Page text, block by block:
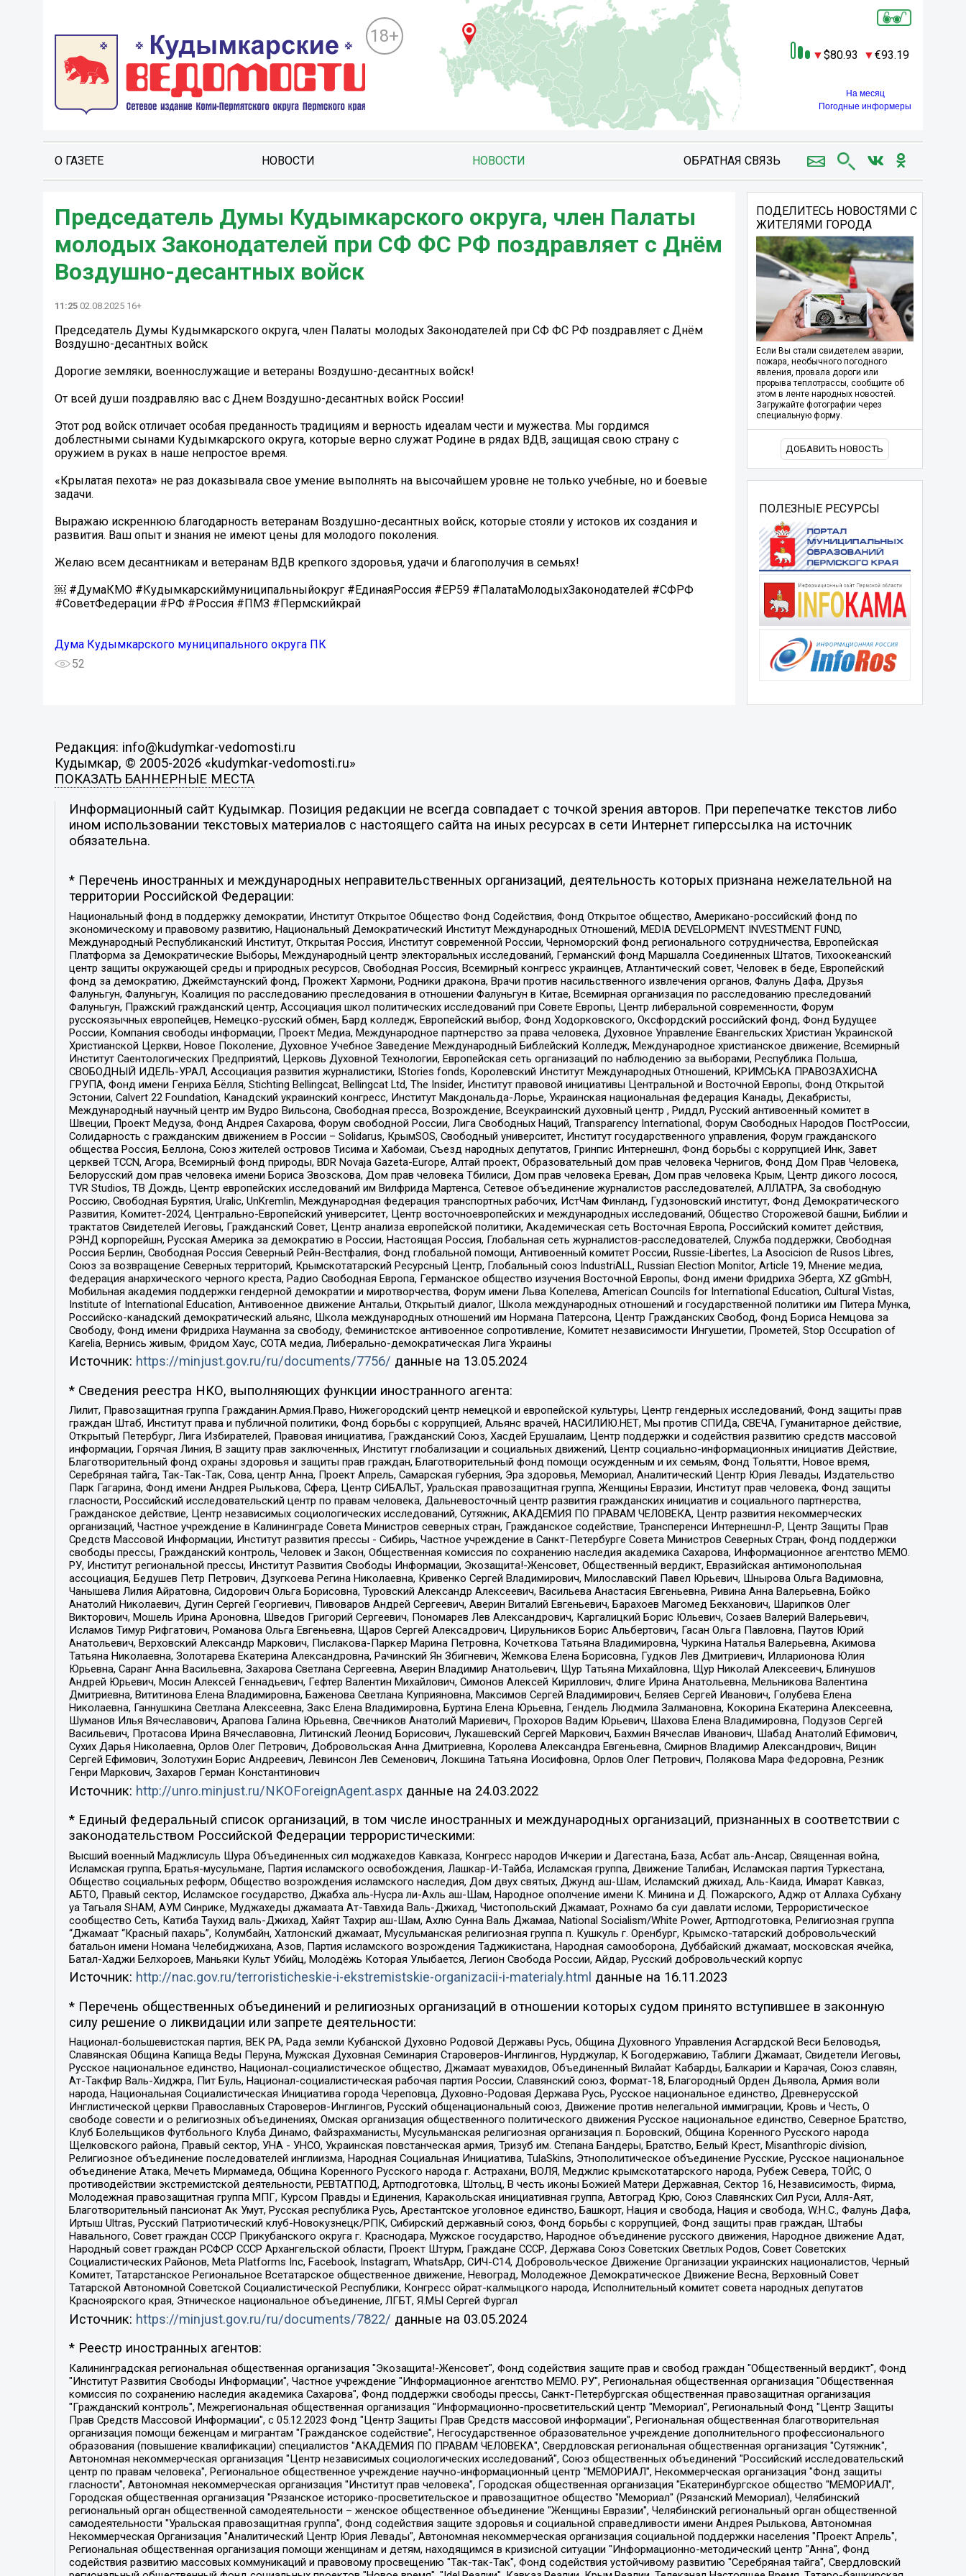
18+
80.93 93.19
На месяц
Погодные информеры
О ГАЗЕТЕ НОВОСТИ НОВОСТИ ОБРАТНАЯ СВЯЗЬ
Председатель Думы Кудымкарского округа, член Палаты
молодых Законодателей при СФ ФС РФ поздравляет с Днём
Воздушно-десантных войск
11:25 02.08.2025 16+
Председатель Думы Кудымкарского округа, член Палаты молодых Законодателей при СФ ФС РФ поздравляет с Днём
Воздушно-десантных войск
Дорогие земляки, военнослужащие и ветераны Воздушно-десантных войск!
От всей души поздравляю вас с Днем Воздушно-десантных войск России!
Этот род войск отличает особая преданность традициям и верность идеалам чести и мужества. Мы гордимся
доблестными сынами Кудымкарского округа, которые верно служат Родине в рядах ВДВ, защищая свою страну с
оружием в руках в наше непростое время.
«Крылатая пехота» не раз доказывала свое умение выполнять на высочайшем уровне не только учебные, но и боевые
задачи.
Выражаю искреннюю благодарность ветеранам Воздушно-десантных войск, которые стояли у истоков их создания и
развития. Ваш опыт и знания не имеют цены для молодого поколения.
Желаю всем десантникам и ветеранам ВДВ крепкого здоровья, удачи и благополучия в семьях!
￼ #ДумаКМО #Кудымкарскиймуниципальныйокруг #ЕдинаяРоссия #ЕР59 #ПалатаМолодыхЗаконодателей #СФРФ
#СоветФедерации #РФ #Россия #ПМЗ #Пермскийкрай
Дума Кудымкарского муниципального округа ПК
52
ПОДЕЛИТЕСЬ НОВОСТЯМИ С
ЖИТЕЛЯМИ ГОРОДА
Если Вы стали свидетелем аварии,
пожара, необычного погодного
явления, провала дороги или
прорыва теплотрассы, сообщите об
этом в ленте народных новостей.
Загружайте фотографии через
специальную форму.
ДОБАВИТЬ НОВОСТЬ
ПОЛЕЗНЫЕ РЕСУРСЫ
Редакция: info@kudymkar-vedomosti.ru
Кудымкар, © 2005-2026 «kudymkar-vedomosti.ru»
ПОКАЗАТЬ БАННЕРНЫЕ МЕСТА
Информационный сайт Кудымкар. Позиция редакции не всегда совпадает с точкой зрения авторов. При перепечатке текстов либо
ином использовании текстовых материалов с настоящего сайта на иных ресурсах в сети Интернет гиперссылка на источник
обязательна.
* Перечень иностранных и международных неправительственных организаций, деятельность которых признана нежелательной на
территории Российской Федерации:
Национальный фонд в поддержку демократии, Институт Открытое Общество Фонд Содействия, Фонд Открытое общество, Американо-российский фонд по
экономическому и правовому развитию, Национальный Демократический Институт Международных Отношений, MEDIA DEVELOPMENT INVESTMENT FUND,
Международный Республиканский Институт, Открытая Россия, Институт современной России, Черноморский фонд регионального сотрудничества, Европейская
Платформа за Демократические Выборы, Международный центр электоральных исследований, Германский фонд Маршалла Соединенных Штатов, Тихоокеанский
центр защиты окружающей среды и природных ресурсов, Свободная Россия, Всемирный конгресс украинцев, Атлантический совет, Человек в беде, Европейский
фонд за демократию, Джеймстаунский фонд, Прожект Хармони, Родники дракона, Врачи против насильственного извлечения органов, Фалунь Дафа, Друзья
Фалуньгун, Фалуньгун, Коалиция по расследованию преследования в отношении Фалуньгун в Китае, Всемирная организация по расследованию преследований
Фалуньгун, Пражский гражданский центр, Ассоциация школ политических исследований при Совете Европы, Центр либеральной современности, Форум
русскоязычных европейцев, Немецко-русский обмен, Бард колледж, Европейский выбор, Фонд Ходорковского, Оксфордский российский фонд, Фонд Будущее
России, Компания свободы информации, Проект Медиа, Международное партнерство за права человека, Духовное Управление Евангельских Христиан Украинской
Христианской Церкви, Новое Поколение, Духовное Учебное Заведение Международный Библейский Колледж, Международное христианское движение, Всемирный
Институт Саентологических Предприятий, Церковь Духовной Технологии, Европейская сеть организаций по наблюдению за выборами, Республика Польша,
СВОБОДНЫЙ ИДЕЛЬ-УРАЛ, Ассоциация развития журналистики, IStories fonds, Королевский Институт Международных Отношений, КРИМСЬКА ПРАВОЗАХИСНА
ГРУПА, Фонд имени Генриха Бёлля, Stichting Bellingcat, Bellingcat Ltd, The Insider, Институт правовой инициативы Центральной и Восточной Европы, Фонд Открытой
Эстонии, Calvert 22 Foundation, Канадский украинский конгресс, Институт Макдональда-Лорье, Украинская национальная федерация Канады, Декабристы,
Международный научный центр им Вудро Вильсона, Свободная пресса, Возрождение, Всеукраинский духовный центр , Риддл, Русский антивоенный комитет в
Швеции, Проект Медуза, Фонд Андрея Сахарова, Форум свободной России, Лига Свободных Наций, Transparеncy International, Форум Свободных Народов ПостРоссии,
Солидарность с гражданским движением в России – Solidarus, КрымSOS, Свободный университет, Институт государственного управления, Форум гражданского
общества Россия, Беллона, Союз жителей островов Тисима и Хабомаи, Съезд народных депутатов, Гринпис Интернешнл, Фонд борьбы с коррупцией Инк, Завет
церквей TCCN, Агора, Всемирный фонд природы, BDR Novaja Gazeta-Europe, Алтай проект, Образовательный дом прав человека Чернигов, Фонд Дом Прав Человека,
Белорусский дом прав человека имени Бориса Звозскова, Дом прав человека Тбилиси, Дом прав человека Ереван, Дом прав человека Крым, Центр дикого лосося,
TVR Studios, ТВ Дождь, Центр европейских исследований им Вилфрида Мартенса, Сетевое объединение журналистов расследователей, АЛЛАТРА, За свободную
Россию, Свободная Бурятия, Uralic, UnKremlin, Международная федерация транспортных рабочих, ИстЧам Финланд, Гудзоновский институт, Фонд Демократического
Развития, Комитет-2024, Центрально-Европейский университет, Центр восточноевропейских и международных исследований, Общество Сторожевой башни, Библии и
трактатов Свидетелей Иеговы, Гражданский Совет, Центр анализа европейской политики, Академическая сеть Восточная Европа, Российский комитет действия,
РЭНД корпорейшн, Русская Америка за демократию в России, Настоящая Россия, Глобальная сеть журналистов-расследователей, Служба поддержки, Свободная
Россия Берлин, Свободная Россия Северный Рейн-Вестфалия, Фонд глобальной помощи, Антивоенный комитет России, Russie-Libertes, La Asocicion de Rusos Libres,
Союз за возвращение Северных территорий, Крымскотатарский Ресурсный Центр, Глобальный союз IndustriALL, Russian Election Monitor, Article 19, Мнение медиа,
Федерация анархического черного креста, Радио Свободная Европа, Германское общество изучения Восточной Европы, Фонд имени Фридриха Эберта, XZ gGmbH,
Мобильная академия поддержки гендерной демократии и миротворчества, Форум имени Льва Копелева, American Councils for International Education, Cultural Vistas,
Institute of International Education, Антивоенное движение Антальи, Открытый диалог, Школа международных отношений и государственной политики им Питера Мунка,
Российско-канадский демократический альянс, Школа международных отношений им Нормана Патерсона, Центр Гражданских Свобод, Фонд Бориса Немцова за
Свободу, Фонд имени Фридриха Науманна за свободу, Феминистское антивоенное сопротивление, Комитет независимости Ингушетии, Прометей, Stop Occupation of
Karelia, Вернись живым, Фридом Хаус, СОТА медиа, Либерально-демократическая Лига Украины
Источник: https://minjust.gov.ru/ru/documents/7756/ данные на 13.05.2024
* Сведения реестра НКО, выполняющих функции иностранного агента:
Лилит, Правозащитная группа Гражданин.Армия.Право, Нижегородский центр немецкой и европейской культуры, Центр гендерных исследований, Фонд защиты прав
граждан Штаб, Институт права и публичной политики, Фонд борьбы с коррупцией, Альянс врачей, НАСИЛИЮ.НЕТ, Мы против СПИДа, СВЕЧА, Гуманитарное действие,
Открытый Петербург, Лига Избирателей, Правовая инициатива, Гражданский Союз, Хасдей Ерушалаим, Центр поддержки и содействия развитию средств массовой
информации, Горячая Линия, В защиту прав заключенных, Институт глобализации и социальных движений, Центр социально-информационных инициатив Действие,
Благотворительный фонд охраны здоровья и защиты прав граждан, Благотворительный фонд помощи осужденным и их семьям, Фонд Тольятти, Новое время,
Серебряная тайга, Так-Так-Так, Сова, центр Анна, Проект Апрель, Самарская губерния, Эра здоровья, Мемориал, Аналитический Центр Юрия Левады, Издательство
Парк Гагарина, Фонд имени Андрея Рылькова, Сфера, Центр СИБАЛЬТ, Уральская правозащитная группа, Женщины Евразии, Институт прав человека, Фонд защиты
гласности, Российский исследовательский центр по правам человека, Дальневосточный центр развития гражданских инициатив и социального партнерства,
Гражданское действие, Центр независимых социологических исследований, Сутяжник, АКАДЕМИЯ ПО ПРАВАМ ЧЕЛОВЕКА, Центр развития некоммерческих
организаций, Частное учреждение в Калининграде Совета Министров северных стран, Гражданское содействие, Трансперенси Интернешнл-Р, Центр Защиты Прав
Средств Массовой Информации, Институт развития прессы - Сибирь, Частное учреждение в Санкт-Петербурге Совета Министров Северных Стран, Фонд поддержки
свободы прессы, Гражданский контроль, Человек и Закон, Общественная комиссия по сохранению наследия академика Сахарова, Информационное агентство МЕМО.
РУ, Институт региональной прессы, Институт Развития Свободы Информации, Экозащита!-Женсовет, Общественный вердикт, Евразийская антимонопольная
ассоциация, Бедушев Петр Петрович, Дзугкоева Регина Николаевна, Кривенко Сергей Владимирович, Милославский Павел Юрьевич, Шнырова Ольга Вадимовна,
Чанышева Лилия Айратовна, Сидорович Ольга Борисовна, Туровский Александр Алексеевич, Васильева Анастасия Евгеньевна, Ривина Анна Валерьевна, Бойко
Анатолий Николаевич, Дугин Сергей Георгиевич, Пивоваров Андрей Сергеевич, Аверин Виталий Евгеньевич, Барахоев Магомед Бекханович, Шарипков Олег
Викторович, Мошель Ирина Ароновна, Шведов Григорий Сергеевич, Пономарев Лев Александрович, Каргалицкий Борис Юльевич, Созаев Валерий Валерьевич,
Исламов Тимур Рифгатович, Романова Ольга Евгеньевна, Щаров Сергей Алексадрович, Цирульников Борис Альбертович, Гасан Ольга Павловна, Паутов Юрий
Анатольевич, Верховский Александр Маркович, Пислакова-Паркер Марина Петровна, Кочеткова Татьяна Владимировна, Чуркина Наталья Валерьевна, Акимова
Татьяна Николаевна, Золотарева Екатерина Александровна, Рачинский Ян Збигневич, Жемкова Елена Борисовна, Гудков Лев Дмитриевич, Илларионова Юлия
Юрьевна, Саранг Анна Васильевна, Захарова Светлана Сергеевна, Аверин Владимир Анатольевич, Щур Татьяна Михайловна, Щур Николай Алексеевич, Блинушов
Андрей Юрьевич, Мосин Алексей Геннадьевич, Гефтер Валентин Михайлович, Симонов Алексей Кириллович, Флиге Ирина Анатольевна, Мельникова Валентина
Дмитриевна, Вититинова Елена Владимировна, Баженова Светлана Куприяновна, Максимов Сергей Владимирович, Беляев Сергей Иванович, Голубева Елена
Николаевна, Ганнушкина Светлана Алексеевна, Закс Елена Владимировна, Буртина Елена Юрьевна, Гендель Людмила Залмановна, Кокорина Екатерина Алексеевна,
Шуманов Илья Вячеславович, Арапова Галина Юрьевна, Свечников Анатолий Мариевич, Прохоров Вадим Юрьевич, Шахова Елена Владимировна, Подузов Сергей
Васильевич, Протасова Ирина Вячеславовна, Литинский Леонид Борисович, Лукашевский Сергей Маркович, Бахмин Вячеслав Иванович, Шабад Анатолий Ефимович,
Сухих Дарья Николаевна, Орлов Олег Петрович, Добровольская Анна Дмитриевна, Королева Александра Евгеньевна, Смирнов Владимир Александрович, Вицин
Сергей Ефимович, Золотухин Борис Андреевич, Левинсон Лев Семенович, Локшина Татьяна Иосифовна, Орлов Олег Петрович, Полякова Мара Федоровна, Резник
Генри Маркович, Захаров Герман Константинович
Источник: http://unro.minjust.ru/NKOForeignAgent.aspxданные на 24.03.2022
* Единый федеральный список организаций, в том числе иностранных и международных организаций, признанных в соответствии с
законодательством Российской Федерации террористическими:
Высший военный Маджлисуль Шура Объединенных сил моджахедов Кавказа, Конгресс народов Ичкерии и Дагестана, База, Асбат аль-Ансар, Священная война,
Исламская группа, Братья-мусульмане, Партия исламского освобождения, Лашкар-И-Тайба, Исламская группа, Движение Талибан, Исламская партия Туркестана,
Общество социальных реформ, Общество возрождения исламского наследия, Дом двух святых, Джунд аш-Шам, Исламский джихад, Аль-Каида, Имарат Кавказ,
АБТО, Правый сектор, Исламское государство, Джабха аль-Нусра ли-Ахль аш-Шам, Народное ополчение имени К. Минина и Д. Пожарского, Аджр от Аллаха Субхану
уа Тагьаля SHAM, АУМ Синрике, Муджахеды джамаата Ат-Тавхида Валь-Джихад, Чистопольский Джамаат, Рохнамо ба суи давлати исломи, Террористическое
сообщество Сеть, Катиба Таухид валь-Джихад, Хайят Тахрир аш-Шам, Ахлю Сунна Валь Джамаа, National Socialism/White Power, Артподготовка, Религиозная группа
“Джамаат “Красный пахарь”, Колумбайн, Хатлонский джамаат, Мусульманская религиозная группа п. Кушкуль г. Оренбург, Крымско-татарский добровольческий
батальон имени Номана Челебиджихана, Азов, Партия исламского возрождения Таджикистана, Народная самооборона, Дуббайский джамаат, московская ячейка,
Батал-Хаджи Белхороев, Маньяки Культ Убийц, Молодёжь Которая Улыбается, Легион Свобода России, Айдар, Русский добровольческий корпус
Источник: http://nac.gov.ru/terroristicheskie-i-ekstremistskie-organizacii-i-materialy.html данные на 16.11.2023
* Перечень общественных объединений и религиозных организаций в отношении которых судом принято вступившее в законную
силу решение о ликвидации или запрете деятельности:
Национал-большевистская партия, ВЕК РА, Рада земли Кубанской Духовно Родовой Державы Русь, Община Духовного Управления Асгардской Веси Беловодья,
Славянская Община Капища Веды Перуна, Мужская Духовная Семинария Староверов-Инглингов, Нурджулар, К Богодержавию, Таблиги Джамаат, Свидетели Иеговы,
Русское национальное единство, Национал-социалистическое общество, Джамаат мувахидов, Объединенный Вилайат Кабарды, Балкарии и Карачая, Союз славян,
Ат-Такфир Валь-Хиджра, Пит Буль, Национал-социалистическая рабочая партия России, Славянский союз, Формат-18, Благородный Орден Дьявола, Армия воли
народа, Национальная Социалистическая Инициатива города Череповца, Духовно-Родовая Держава Русь, Русское национальное единство, Древнерусской
Инглистической церкви Православных Староверов-Инглингов, Русский общенациональный союз, Движение против нелегальной иммиграции, Кровь и Честь, О
свободе совести и о религиозных объединениях, Омская организация общественного политического движения Русское национальное единство, Северное Братство,
Клуб Болельщиков Футбольного Клуба Динамо, Файзрахманисты, Мусульманская религиозная организация п. Боровский, Община Коренного Русского народа
Щелковского района, Правый сектор, УНА - УНСО, Украинская повстанческая армия, Тризуб им. Степана Бандеры, Братство, Белый Крест, Misanthropic division,
Религиозное объединение последователей инглиизма, Народная Социальная Инициатива, TulaSkins, Этнополитическое объединение Русские, Русское национальное
объединение Атака, Мечеть Мирмамеда, Община Коренного Русского народа г. Астрахани, ВОЛЯ, Меджлис крымскотатарского народа, Рубеж Севера, ТОЙС, О
противодействии экстремистской деятельности, РЕВТАТПОД, Артподготовка, Штольц, В честь иконы Божией Матери Державная, Сектор 16, Независимость, Фирма,
Молодежная правозащитная группа МПГ, Курсом Правды и Единения, Каракольская инициативная группа, Автоград Крю, Союз Славянских Сил Руси, Алля-Аят,
Благотворительный пансионат Ак Умут, Русская республика Русь, Арестантское уголовное единство, Башкорт, Нация и свобода, Нация и свобода, W.H.С., Фалунь Дафа,
Иртыш Ultras, Русский Патриотический клуб-Новокузнецк/РПК, Сибирский державный союз, Фонд борьбы с коррупцией, Фонд защиты прав граждан, Штабы
Навального, Совет граждан СССР Прикубанского округа г. Краснодара, Мужское государство, Народное объединение русского движения, Народное движение Адат,
Народный совет граждан РСФСР СССР Архангельской области, Проект Штурм, Граждане СССР, Держава Союз Советских Светлых Родов, Совет Советских
Социалистических Районов, Meta Platforms Inc, Facebook, Instagram, WhatsApp, СИЧ-С14, Добровольческое Движение Организации украинских националистов, Черный
Комитет, Татарстанское Региональное Всетатарское общественное движение, Невоград, Молодежное Демократическое Движение Весна, Верховный Совет
Татарской Автономной Советской Социалистической Республики, Конгресс ойрат-калмыцкого народа, Исполнительный комитет совета народных депутатов
Красноярского края, Этническое национальное объединение, ЛГБТ, Я.МЫ Сергей Фургал
Источник: https://minjust.gov.ru/ru/documents/7822/ данные на 03.05.2024
* Реестр иностранных агентов:
Калининградская региональная общественная организация "Экозащита!-Женсовет", Фонд содействия защите прав и свобод граждан "Общественный вердикт", Фонд "Институт Развития Свободы Информации", Частное учреждение "Информационное агентство МЕМО. РУ", Региональная общественная организация "Общественная комиссия по сохранению наследия академика Сахарова", Фонд поддержки свободы прессы, Санкт-Петербургская общественная правозащитная организация "Гражданский контроль", Межрегиональная общественная организация "Информационно-просветительский центр "Мемориал", Региональный Фонд "Центр Защиты Прав Средств Массовой Информации", с 05.12.2023 Фонд "Центр Защиты Прав Средств массовой информации", Региональная общественная благотворительная организация помощи беженцам и мигрантам "Гражданское содействие", Негосударственное образовательное учреждение дополнительного профессионального образования (повышение квалификации) специалистов "АКАДЕМИЯ ПО ПРАВАМ ЧЕЛОВЕКА", Свердловская региональная общественная организация "Сутяжник", Автономная некоммерческая организация "Центр независимых социологических исследований", Союз общественных объединений "Российский исследовательский центр по правам человека", Региональное общественное учреждение научно-информационный центр "МЕМОРИАЛ", Некоммерческая организация "Фонд защиты гласности", Автономная некоммерческая организация "Институт прав человека", Городская общественная организация "Екатеринбургское общество "МЕМОРИАЛ", Городская общественная организация "Рязанское историко-просветительское и правозащитное общество "Мемориал" (Рязанский Мемориал), Челябинский региональный орган общественной самодеятельности – женское общественное объединение "Женщины Евразии", Челябинский региональный орган общественной самодеятельности "Уральская правозащитная группа", Фонд содействия защите здоровья и социальной справедливости имени Андрея Рылькова, Автономная Некоммерческая Организация "Аналитический Центр Юрия Левады", Автономная некоммерческая организация социальной поддержки населения "Проект Апрель", Региональная общественная организация помощи женщинам и детям, находящимся в кризисной ситуации "Информационно-методический центр "Анна", Фонд содействия развитию массовых коммуникаций и правовому просвещению "Так-так-Так", Фонд содействия устойчивому развитию "Серебряная тайга", Свердловский региональный общественный фонд социальных проектов "Новое время", "Idel.Реалии", Кавказ.Реалии, Крым.Реалии, Телеканал Настоящее Время, Татаро-башкирская служба Радио Свобода (Azatliq Radiosi), Радио Свободная Европа/Радио Свобода (PCE/PC), "Сибирь.Реалии", "Фактограф", Благотворительный фонд помощи осужденным и их семьям, Автономная некоммерческая организация "Институт глобализации и социальных движений", Фонд "В защиту прав заключенных", Частное учреждение "Центр поддержки и содействия развитию средств массовой информации", Пензенский региональный общественный благотворительный фонд "Гражданский союз", "Север.Реалии", Некоммерческая организация Фонд "Правовая инициатива", Общество с ограниченной ответственностью "Радио Свободная Европа/Радио Свобода", Чешское информационное агентство "MEDIUM-ORIENT", Красноярская региональная общественная организация "Мы против СПИДа", Камалягин Денис Николаевич, Маркелов Сергей Евгеньевич, Пономарев Лев Александрович, Савицкая Людмила Алексеевна, Автономная некоммерческая организация "Центр по работе с проблемой насилия "НАСИЛИЮ.НЕТ", Межрегиональный профессиональный союз работников здравоохранения "Альянс врачей", Юридическое лицо, зарегистрированное в Латвийской Республике, SIA "Medusa Project" (регистрационный номер 40103797863, дата регистрации 10.06.2014), Некоммерческая организация "Фонд по борьбе с коррупцией", Автономная некоммерческая организация "Институт права и публичной политики", Баданин Роман Сергеевич, Гликин Максим Александрович, Железнова Мария Михайловна, Лукьянова Юлия Сергеевна, Маетная Елизавета Витальевна, Маняхин Петр Борисович, Чуракова Ольга Владимировна, Ярош Юлия Петровна, Юридическое лицо "The Insider SIA", зарегистрированное в Риге, Латвийская Республика (дата регистрации 26.06.2015), являющееся администратором доменного имени интернет-издания "The Insider SIA", https://theins.ru, Постернак Алексей Евгеньевич, Рубин Михаил Аркадьевич, Анин Роман Александрович, Юридическое лицо Istories fonds, зарегистрированное в Латвийской Республике (регистрационный номер 50008295751, дата регистрации 24.02.2020), Великовский Дмитрий Александрович, Долинина Ирина Николаевна, Мароховская Алеся Алексеевна, Шлейнов Роман Юрьевич, Шмагун Олеся Валентиновна, Общество с ограниченной ответственностью "Альтаир 2021", Общество с ограниченной ответственностью "Вега 2021", Общество с ограниченной ответственностью "Главный редактор 2021", Общество с ограниченной ответственностью "Ромашки монолит", Важенков Артем Валерьевич, Ивановская областная общественная организация "Центр гендерных исследований", Гурман Юрий Альбертович, Медиапроект "ОВД-Инфо", Егоров Владимир Владимирович, Жилинский Владимир Александрович, Общество с ограниченной ответственностью "ЗП", Иванова София Юрьевна, Карезина Инна Павловна, Кильтау Екатерина Викторовна, Петров Алексей Викторович, Пискунов Сергей Евгеньевич, Смирнов Сергей Сергеевич, Тихонов Михаил Сергеевич, Общество с ограниченной ответственностью "ЖУРНАЛИСТ-ИНОСТРАННЫЙ АГЕНТ", Арапова Галина Юрьевна, Вольтская Татьяна Анатольевна, Американская компания "Mason G.E.S. Anonymous Foundation" (США), являющаяся владельцем интернет-издания https://mnews.world/, Компания "Stichting Bellingcat", зарегистрированная в Нидерландах (дата регистрации 11.07.2018), Захаров Андрей Вячеславович, Клепиковская Екатерина Дмитриевна, Общество с ограниченной ответственностью "МЕМО", Перл Роман Александрович, Симонов Евгений Алексеевич, Соловьева Елена Анатольевна, Сотников Даниил Владимирович, Сурначева Елизавета Дмитриевна, Автономная некоммерческая организация по защите прав человека и информированию населения "Якутия – Наше Мнение", Общество с ограниченной ответственностью "Москоу диджитал медиа", с 26.01.2023 Общество с ограниченной ответственностью "Чайка Белые сады", Ветошкина Валерия Валерьевна, Заговора Максим Александрович, Межрегиональное общественное движение "Российская ЛГБТ - сеть", Оленичев Максим Владимирович, Павлов Иван Юрьевич, Скворцова Елена Сергеевна, Общество с ограниченной ответственностью "Как бы инагент", Кочетков Игорь Викторович, Общество с ограниченной ответственностью "Честные выборы", Еланчик Олег Александрович, Общество с ограниченной ответственностью "Нобелевский призыв", Гималова Регина Эмилевна, Григорьев Андрей Валерьевич, Григорьева Алина Александровна, Ассоциация по содействию защите прав призывников, альтернативнослужащих и военнослужащих "Правозащитная группа "Гражданин.Армия.Право", Хисамова Регина Фаритовна, Автономная некоммерческая организация по реализации социально-правовых программ "Лилит", Дальневосточное общественное движение "Маяк", Санкт-Петербургская ЛГБТ-инициативная группа "Выход", Инициативная группа ЛГБТ+ "Реверс", Алексеев Андрей Викторович, Бекбулатова Таисия Львовна, Беляев Иван Михайлович, Владыкина Елена Сергеевна, Гельман Марат Александрович, Никульшина Вероника Юрьевна, Толоконникова Надежда Андреевна, Шендерович Виктор Анатольевич, Общество с ограниченной ответственностью "Данное сообщение", Общество с ограниченной ответственностью Издательский дом "Новая глава", Айнбиндер Александра Александровна, Московский комьюнити-центр для ЛГБТ+инициатив, Благотворительный фонд развития филантропии, Deutsche Welle (Германия, Kurt-Schumacher-Strasse 3, 53113 Bonn), Борзунова Мария Михайловна, Воробьев Виктор Викторович, Голубева Анна Львовна, Константинова Алла Михайловна, Малкова Ирина Владимировна, Мурадов Мурад Абдулгалимович, Осетинская Елизавета Николаевна, Понасенков Евгений Николаевич, Ганапольский Матвей Юрьевич, Киселев Евгений Алексеевич, Борухович Ирина Григорьевна, Дремин Иван Тимофеевич, Дубровский Дмитрий Викторович, Красноярская региональная общественная организация поддержки и развития альтернативных образовательных технологий и межкультурных коммуникаций "ИНТЕРРА", Маяковская Екатерина Алексеевна, Фейгин Марк Захарович, Филимонов Андрей Викторович, Дзугкоева Регина Николаевна, Доброхотов Роман Александрович, Дудь Юрий Александрович, Елкин Сергей Владимирович, Кругликов Кирилл Игоревич, Сабунаева Мария Леонидовна, Семенов Алексей Владимирович, Шаинян Карен Багратович, Шульман Екатерина Михайловна, Асафьев Артур Валерьевич, Вахштайн Виктор Семенович, Венедиктов Алексей Алексеевич, Лушникова Екатерина Евгеньевна, Волков Леонид Михайлович, Невзоров Александр Глебович, Пархоменко Сергей Борисович, Сироткин Ярослав Николаевич, Кара-Мурза Владимир Владимирович, Баранова Наталья Владимировна, Гозман Леонид Яковлевич, Кагарлицкий Борис Юльевич, Климарев Михаил Валерьевич, Милов Владимир Станиславович, Автономная некоммерческая организация Краснодарский центр современного искусства "Типография", Моргенштерн Алишер Тагирович, Соболь Любовь Эдуардовна, Общество с ограниченной ответственностью "ЛИЗА НОРМ", Каспаров Гарри Кимович, Ходорковский Михаил Борисович, Общество с ограниченной ответственностью "Апрельские тезисы", Данилович Ирина Брониславовна, Кашин Олег Владимирович, Петров Николай Владимирович, Пивоваров Алексей Владимирович, Соколов Михаил Владимирович, Цветкова Юлия Владимировна, Чичваркин Евгений Александрович, Комитет против пыток/Команда против пыток, Общество с ограниченной ответственностью "Первый научный", Общество с ограниченной ответственностью "Вертолет и ко", Белоцерковская Вероника Борисовна, Кац Максим Евгеньевич, Лазарева Татьяна Юрьевна, Шаведдинов Руслан Табризович, Яшин Илья Валерьевич, Общество с ограниченной ответственностью "Иноагент ААВ", Алешковский Дмитрий Петрович, Альбац Евгения Марковна, Быков Дмитрий Львович, Галямина Юлия Евгеньевна, Лойко Сергей Леонидович, Мартынов Кирилл Константинович, Медведев Сергей Александрович, Крашенинников Федор Геннадиевич, Гордеева Катерина Вл